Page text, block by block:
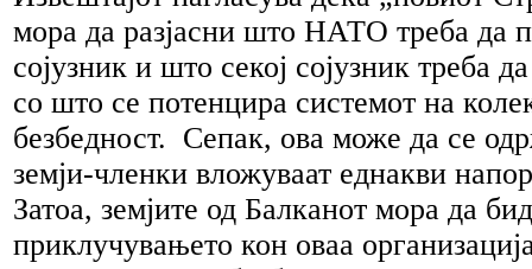
мора да разјасни што НАТО треба да
сојузник и што секој сојузник треба
со што се потенцира системот на
безбедност. Сепак, ова може да се
земји-членки вложуваат еднакви
Затоа, земјите од Балканот мора да
приклучувањето кон оваа